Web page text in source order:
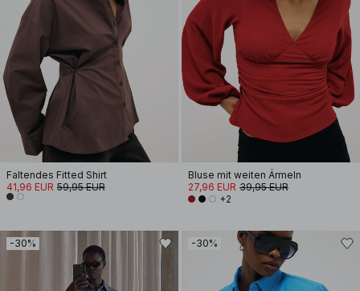
Faltendes Fitted Shirt
41,96 EUR 59,95 EUR
Bluse mit weiten Ärmeln
27,96 EUR 39,95 EUR
+2
-30% -30%